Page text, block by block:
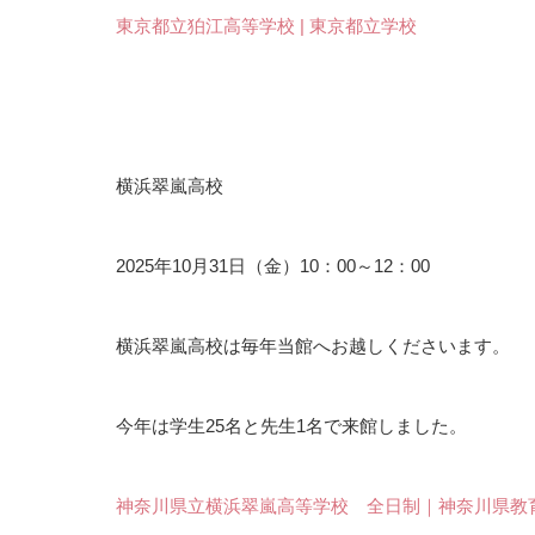
東京都立狛江高等学校 | 東京都立学校
横浜翠嵐高校
2025年10月31日（金）10：00～12：00
横浜翠嵐高校は毎年当館へお越しくださいます。
今年は学生25名と先生1名で来館しました。
神奈川県立横浜翠嵐高等学校 全日制｜神奈川県教